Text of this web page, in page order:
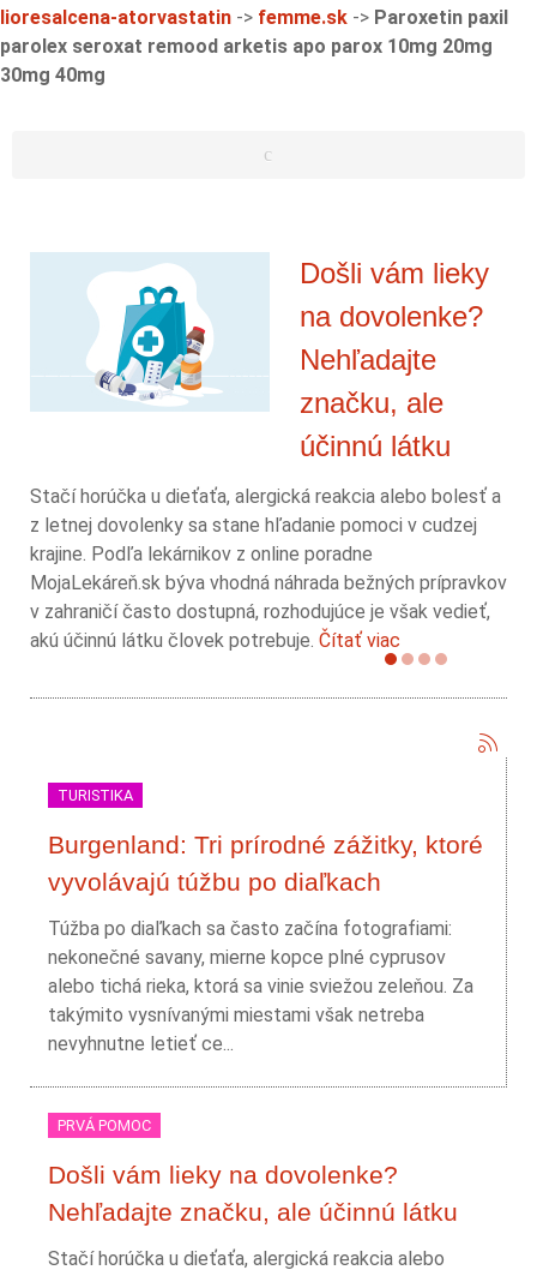
lioresalcena-atorvastatin -> femme.sk -> Paroxetin paxil
parolex seroxat remood arketis apo parox 10mg 20mg
30mg 40mg
Došli vám lieky
na dovolenke?
Nehľadajte
značku, ale
účinnú látku
Stačí horúčka u dieťaťa, alergická reakcia alebo bolesť a
z letnej dovolenky sa stane hľadanie pomoci v cudzej
krajine. Podľa lekárnikov z online poradne
MojaLekáreň.sk býva vhodná náhrada bežných prípravkov
v zahraničí často dostupná, rozhodujúce je však vedieť,
akú účinnú látku človek potrebuje. Čítať viac
TURISTIKA
Burgenland: Tri prírodné zážitky, ktoré
vyvolávajú túžbu po diaľkach
Túžba po diaľkach sa často začína fotografiami:
nekonečné savany, mierne kopce plné cyprusov
alebo tichá rieka, ktorá sa vinie sviežou zeleňou. Za
takýmito vysnívanými miestami však netreba
nevyhnutne letieť ce...
PRVÁ POMOC
Došli vám lieky na dovolenke?
Nehľadajte značku, ale účinnú látku
Stačí horúčka u dieťaťa, alergická reakcia alebo